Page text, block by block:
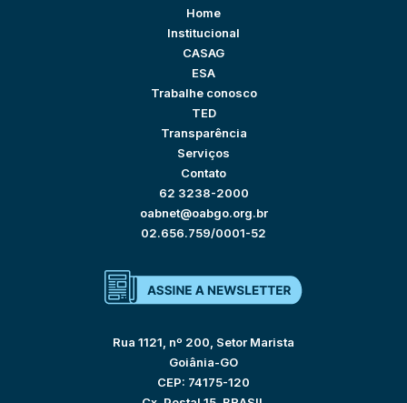
Home
Institucional
CASAG
ESA
Trabalhe conosco
TED
Transparência
Serviços
Contato
62 3238-2000
oabnet@oabgo.org.br
02.656.759/0001-52
Rua 1121, nº 200, Setor Marista
Goiânia-GO
CEP: 74175-120